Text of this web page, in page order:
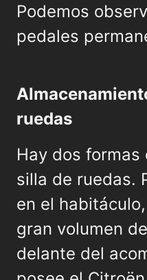
Podemos
pedales
ruedas
Hay dos
silla de ruedas.
en el
gran volumen
delante del